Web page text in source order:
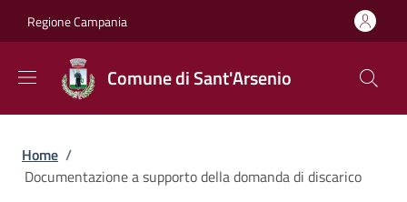
Regione Campania
Comune di Sant'Arsenio
Briciole di pane
Home /
Documentazione a supporto della domanda di discarico